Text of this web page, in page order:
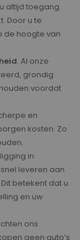
altijd toegang
Door u te
de hoogte van
. Al onze
grondig
voordat
en
kosten. Zo
in
leveren aan
betekent dat u
en uw
ons
geen auto’s